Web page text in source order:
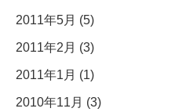
2011年5月 (5)
2011年2月 (3)
2011年1月 (1)
2010年11月 (3)